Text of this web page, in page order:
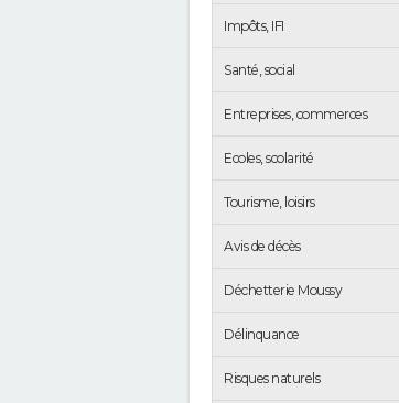
Impôts, IFI
Santé, social
Entreprises, commerces
Ecoles, scolarité
Tourisme, loisirs
Avis de décès
Déchetterie Moussy
Délinquance
Risques naturels